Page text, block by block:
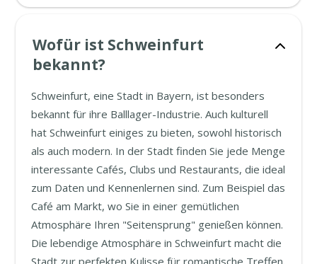
Wofür ist Schweinfurt
bekannt?
Schweinfurt, eine Stadt in Bayern, ist besonders
bekannt für ihre Balllager-Industrie. Auch kulturell
hat Schweinfurt einiges zu bieten, sowohl historisch
als auch modern. In der Stadt finden Sie jede Menge
interessante Cafés, Clubs und Restaurants, die ideal
zum Daten und Kennenlernen sind. Zum Beispiel das
Café am Markt, wo Sie in einer gemütlichen
Atmosphäre Ihren "Seitensprung" genießen können.
Die lebendige Atmosphäre in Schweinfurt macht die
Stadt zur perfekten Kulisse für romantische Treffen.